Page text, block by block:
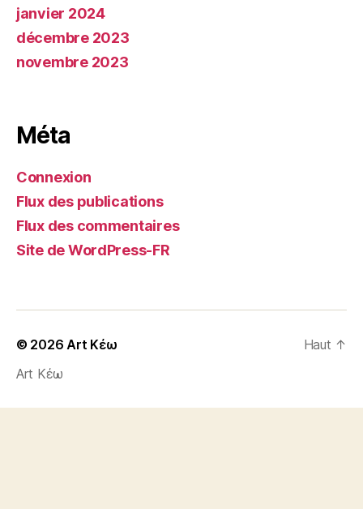
janvier 2024
décembre 2023
novembre 2023
Méta
Connexion
Flux des publications
Flux des commentaires
Site de WordPress-FR
© 2026 Art Κέω
Art Κέω
Haut ↑